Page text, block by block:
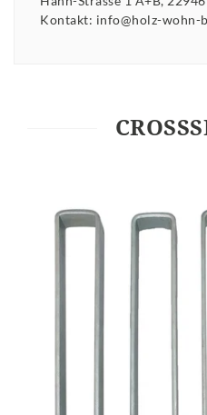
Kontakt: info@holz-wohn-